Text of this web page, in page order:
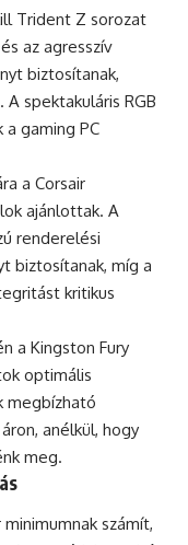
Trident Z sorozat
az agresszív
biztosítanak,
spektakuláris RGB
gaming PC
a Corsair
ajánlottak. A
renderelési
biztosítanak, míg a
kritikus
a Kingston Fury
optimális
megbízható
anélkül, hogy
meg.
minimumnak számít,